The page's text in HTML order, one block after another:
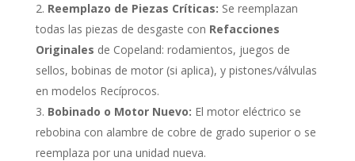
Reemplazo de Piezas Críticas: Se reemplazan
todas las piezas de desgaste con Refacciones
Originales de Copeland: rodamientos, juegos de
sellos, bobinas de motor (si aplica), y pistones/válvulas
en modelos Recíprocos.
Bobinado o Motor Nuevo: El motor eléctrico se
rebobina con alambre de cobre de grado superior o se
reemplaza por una unidad nueva.